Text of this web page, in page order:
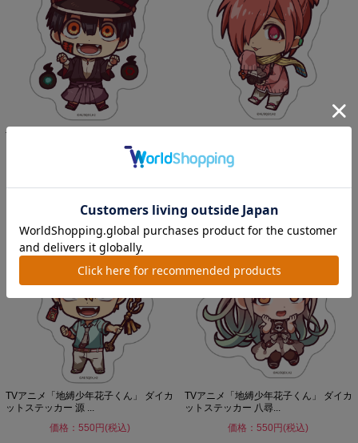
TVアニメ「地縛少年花子くん」 ダイカ
価格：550円(税込)
TVアニメ「地縛少年花子くん」 ダイカ
ットステッカー 源 ...
価格：550円(税込)
TVアニメ「地縛少年花子くん」 ダイカ
ットステッカー 八尋...
価格：550円(税込)